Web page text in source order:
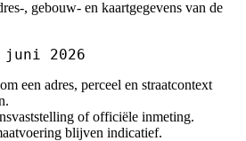
, gebouw- en kaartgegevens van de
juni 2026
een adres, perceel en straatcontext
of officiële inmeting.
blijven indicatief.